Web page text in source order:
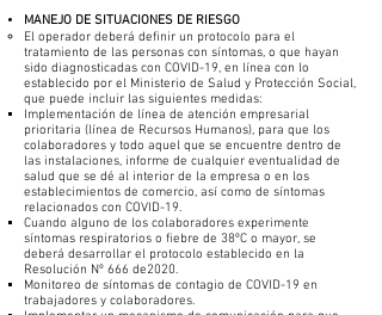
MANEJO DE SITUACIONES DE RIESGO
El operador deberá definir un protocolo para el
tratamiento de las personas con síntomas, o que hayan
sido diagnosticadas con COVID-19, en línea con lo
establecido por el Ministerio de Salud y Protección Social,
que puede incluir las siguientes medidas:
Implementación de línea de atención empresarial
prioritaria (línea de Recursos Humanos), para que los
colaboradores y todo aquel que se encuentre dentro de
las instalaciones, informe de cualquier eventualidad de
salud que se dé al interior de la empresa o en los
establecimientos de comercio, así como de síntomas
relacionados con COVID-19.
Cuando alguno de los colaboradores experimente
síntomas respiratorios o fiebre de 38ºC o mayor, se
deberá desarrollar el protocolo establecido en la
Resolución Nº 666 de2020.
Monitoreo de síntomas de contagio de COVID-19 en
trabajadores y colaboradores.